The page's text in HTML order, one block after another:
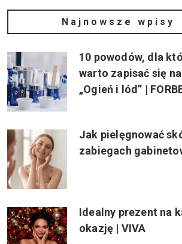
Najnowsze wpisy
10 powodów, dla
warto zapisać się
„Ogień i lód” |
Jak pielęgnować
zabiegach
Idealny prezent na
okazję | VIVA